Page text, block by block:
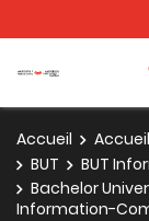
Accueil Accueil
BUT
BUT
Bachelor
Information-